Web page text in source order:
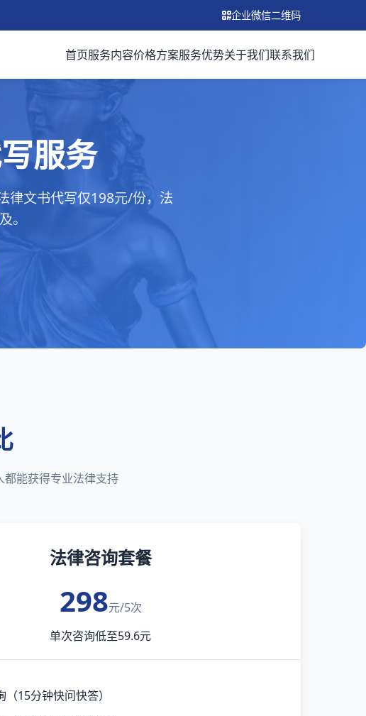
企业微信二维码
首页服务内容价格方案服务优势关于我们联系我们
服务
律文书代写仅198元/份，法
。
能获得专业法律支持
法律咨询套餐
298元/5次
单次咨询低至59.6元
15分钟快问快答）